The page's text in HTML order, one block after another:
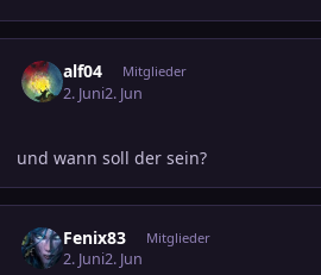
alf04 Mitglieder
2. Juni2. Jun
und wann soll der sein?
Fenix83 Mitglieder
2. Juni2. Jun